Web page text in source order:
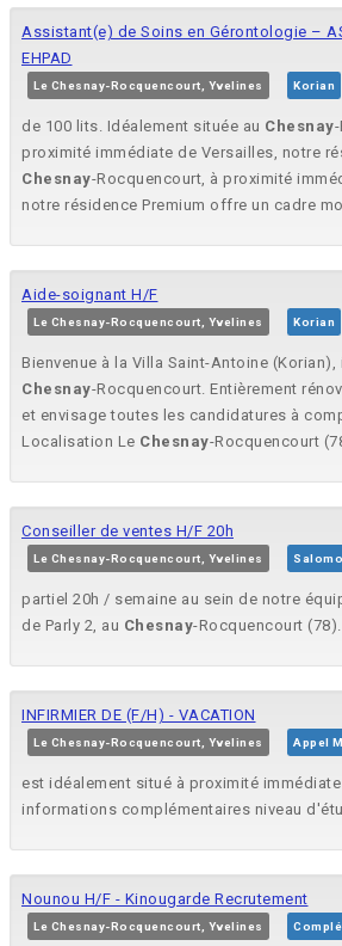
Assistant(e) de Soins en Gérontologie –
EHPAD
Le Chesnay-Rocquencourt, Yvelines Korian
de 100 lits. Idéalement située au Chesnay
proximité immédiate de Versailles, notre
Chesnay-Rocquencourt, à proximité
notre résidence Premium offre un cadre
Aide-soignant H/F
Le Chesnay-Rocquencourt, Yvelines Korian
Bienvenue à la Villa Saint-Antoine
Chesnay-Rocquencourt. Entièrement
et envisage toutes les candidatures à
Localisation Le Chesnay-Rocquencourt
Conseiller de ventes H/F 20h
Le Chesnay-Rocquencourt, Yvelines
partiel 20h / semaine au sein de notre
de Parly 2, au Chesnay-Rocquencourt
INFIRMIER DE (F/H) - VACATION
Le Chesnay-Rocquencourt, Yvelines Appel
est idéalement situé à proximité
informations complémentaires niveau
Nounou H/F - Kinougarde Recrutement
Le Chesnay-Rocquencourt, Yvelines